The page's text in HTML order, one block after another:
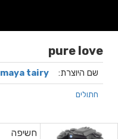
pure love
שם היוצרת: maya tairy
חתולים
חשיפה